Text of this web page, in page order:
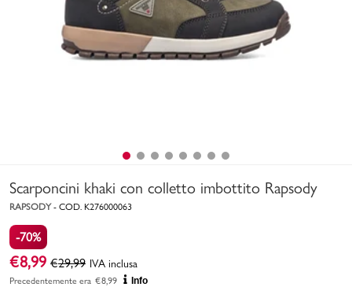
Bambino
Marchi
Scarponcini khaki con colletto imbottito Rapsody
RAPSODY- COD. K276000063
-70%
€8,99 €29,99 IVA inclusa
Precedentemente era €8,99 Info